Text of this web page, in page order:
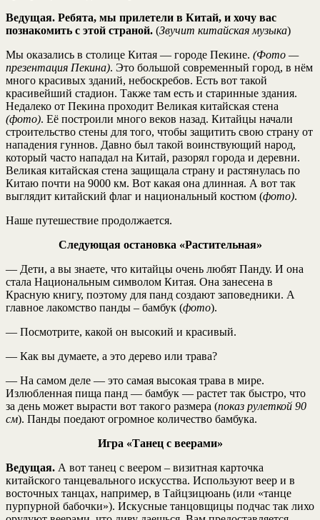
Ведущая. Ребята, мы прилетели в Китай, и хочу вас
познакомить с этой страной. (Звучит китайская музыка)
Мы оказались в столице Китая — городе Пекине. (Фото —
презентация Пекина). Это большой современный город, в нём
много красивых зданий, небоскребов. Есть вот такой
красивейший стадион. Также там есть и старинные здания.
Недалеко от Пекина проходит Великая китайская стена
(фото). Её построили много веков назад. Китайцы начали
строительство стены для того, чтобы защитить свою страну от
нападения гуннов. Давно был такой воинствующий народ,
который часто нападал на Китай, разорял города и деревни.
Великая китайская стена защищала страну и растянулась по
Китаю почти на 9000 км. Вот какая она длинная. А вот так
выглядит китайский флаг и национальный костюм (фото).
Наше путешествие продолжается.
Следующая остановка «Растительная»
— Дети, а вы знаете, что китайцы очень любят Панду. И она
стала Национальным символом Китая. Она занесена в
Красную книгу, поэтому для панд создают заповедники. А
главное лакомство панды – бамбук (фото).
— Посмотрите, какой он высокий и красивый.
— Как вы думаете, а это дерево или трава?
— На самом деле — это самая высокая трава в мире.
Излюбленная пища панд — бамбук — растет так быстро, что
за день может вырасти вот такого размера (показ рулеткой 90
см). Панды поедают огромное количество бамбука.
Игра «Танец с веерами»
Ведущая. А вот танец с веером – визитная карточка
китайского танцевального искусства. Используют веер и в
восточных танцах, например, в Тайцзицюань (или «танце
пурпурной бабочки»). Искусные танцовщицы подчас так лихо